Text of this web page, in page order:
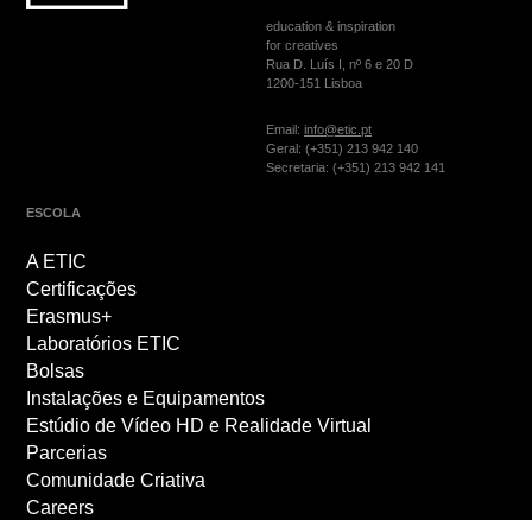
education & inspiration
for creatives
Rua D. Luís I, nº 6 e 20 D
1200-151 Lisboa
Email: info@etic.pt
Geral: (+351) 213 942 140
Secretaria: (+351) 213 942 141
ESCOLA
A ETIC
Certificações
Erasmus+
Laboratórios ETIC
Bolsas
Instalações e Equipamentos
Estúdio de Vídeo HD e Realidade Virtual
Parcerias
Comunidade Criativa
Careers